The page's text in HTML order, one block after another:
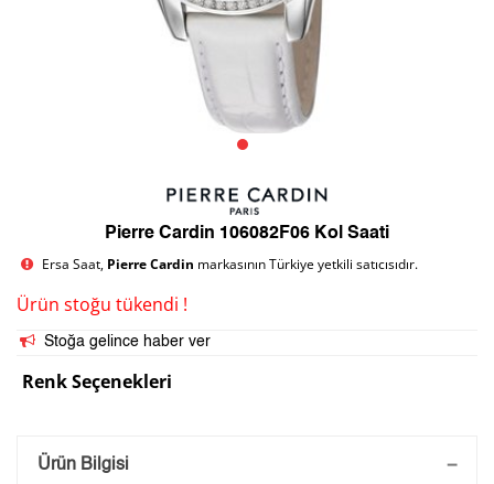
Pierre Cardin 106082F06 Kol Saati
Ersa Saat, Pierre Cardin markasının Türkiye yetkili satıcısıdır.
Ürün stoğu tükendi !
Stoğa gelince haber ver
Renk Seçenekleri
Saatini Kişiselleştir
Ürün Bilgisi